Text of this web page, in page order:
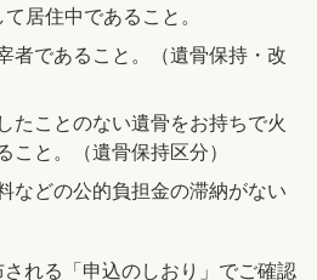
居住中であること。
者であること。（遺骨保持・改
たことのない遺骨をお持ちで火
こと。（遺骨保持区分）
などの公的負担金の滞納がない
れる「申込のしおり」でご確認